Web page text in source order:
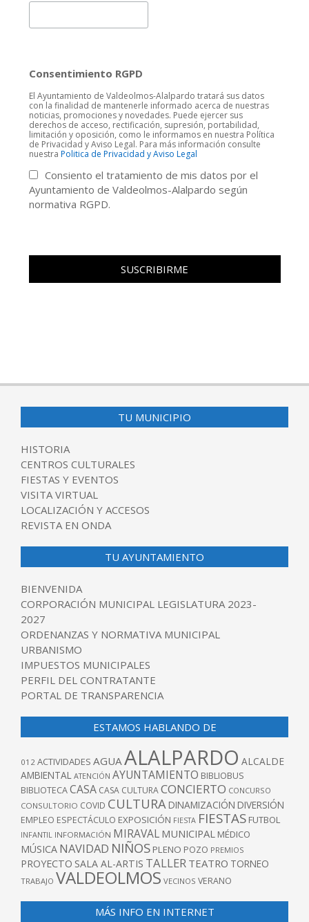
Consentimiento RGPD
El Ayuntamiento de Valdeolmos-Alalpardo tratará sus datos
con la finalidad de mantenerle informado acerca de nuestras
noticias, promociones y novedades. Puede ejercer sus
derechos de acceso, rectificación, supresión, portabilidad,
limitación y oposición, como le informamos en nuestra Política
de Privacidad y Aviso Legal. Para más información consulte
nuestra Politica de Privacidad y Aviso Legal
Consiento el tratamiento de mis datos por el
Ayuntamiento de Valdeolmos-Alalpardo según
normativa RGPD.
TU MUNICIPIO
HISTORIA
CENTROS CULTURALES
FIESTAS Y EVENTOS
VISITA VIRTUAL
LOCALIZACIÓN Y ACCESOS
REVISTA EN ONDA
TU AYUNTAMIENTO
BIENVENIDA
CORPORACIÓN MUNICIPAL LEGISLATURA 2023-
2027
ORDENANZAS Y NORMATIVA MUNICIPAL
URBANISMO
IMPUESTOS MUNICIPALES
PERFIL DEL CONTRATANTE
PORTAL DE TRANSPARENCIA
ESTAMOS HABLANDO DE
012 ACTIVIDADES AGUAALALPARDO ALCALDE
AMBIENTAL ATENCIÓN AYUNTAMIENTO BIBLIOBUS
BIBLIOTECACASA CASA CULTURACONCIERTO CONCURSO
CONSULTORIO COVID CULTURA DINAMIZACIÓN DIVERSIÓN
EMPLEO ESPECTÁCULO EXPOSICIÓN FIESTA FIESTAS FUTBOL
INFANTIL INFORMACIÓN MIRAVAL MUNICIPAL MÉDICO
MÚSICA NAVIDAD NIÑOS PLENO POZO PREMIOS
PROYECTO SALA AL-ARTIS TALLER TEATRO TORNEO
TRABAJO VALDEOLMOS VECINOS VERANO
MÁS INFO EN INTERNET